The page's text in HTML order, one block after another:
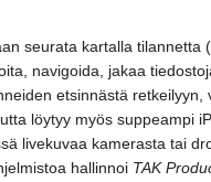
seurata kartalla
navigoida, jakaa
etsinnästä
löytyy myös suppeampi
livekuvaa kamerasta tai
hallinnoi TAK